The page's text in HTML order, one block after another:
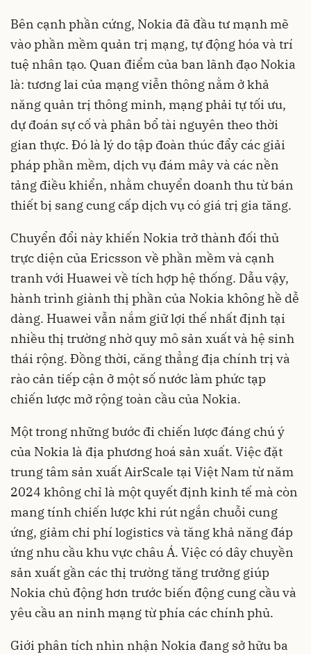
Bên cạnh phần cứng, Nokia đã đầu tư mạnh mẽ
vào phần mềm quản trị mạng, tự động hóa và trí
tuệ nhân tạo. Quan điểm của ban lãnh đạo Nokia
là: tương lai của mạng viễn thông nằm ở khả
năng quản trị thông minh, mạng phải tự tối ưu,
dự đoán sự cố và phân bổ tài nguyên theo thời
gian thực. Đó là lý do tập đoàn thúc đẩy các giải
pháp phần mềm, dịch vụ đám mây và các nền
tảng điều khiển, nhằm chuyển doanh thu từ bán
thiết bị sang cung cấp dịch vụ có giá trị gia tăng.
Chuyển đổi này khiến Nokia trở thành đối thủ
trực diện của Ericsson về phần mềm và cạnh
tranh với Huawei về tích hợp hệ thống. Dẫu vậy,
hành trình giành thị phần của Nokia không hề dễ
dàng. Huawei vẫn nắm giữ lợi thế nhất định tại
nhiều thị trường nhờ quy mô sản xuất và hệ sinh
thái rộng. Đồng thời, căng thẳng địa chính trị và
rào cản tiếp cận ở một số nước làm phức tạp
chiến lược mở rộng toàn cầu của Nokia.
Một trong những bước đi chiến lược đáng chú ý
của Nokia là địa phương hoá sản xuất. Việc đặt
trung tâm sản xuất AirScale tại Việt Nam từ năm
2024 không chỉ là một quyết định kinh tế mà còn
mang tính chiến lược khi rút ngắn chuỗi cung
ứng, giảm chi phí logistics và tăng khả năng đáp
ứng nhu cầu khu vực châu Á. Việc có dây chuyền
sản xuất gần các thị trường tăng trưởng giúp
Nokia chủ động hơn trước biến động cung cầu và
yêu cầu an ninh mạng từ phía các chính phủ.
Giới phân tích nhìn nhận Nokia đang sở hữu ba